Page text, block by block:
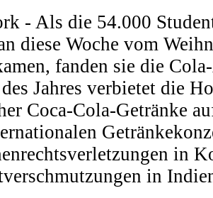
- Als die 54.000
diese Woche vom
fanden sie die
Jahres verbietet die
Coca-Cola-Getränke
in
in